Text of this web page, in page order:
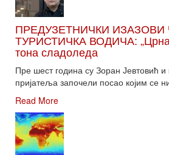
ПРЕДУЗЕТНИЧКИ ИЗАЗОВИ
ТУРИСТИЧКА ВОДИЧА: „Црна
тона сладоледа
Пре шест година су Зоран Јевтовић и
пријатеља започели посао којим се
Read More